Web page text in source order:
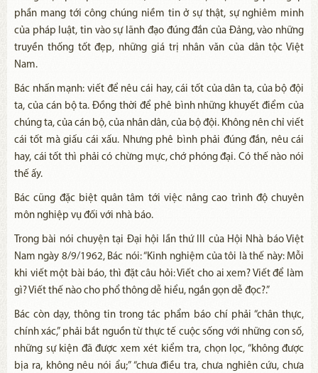
phần mang tới công chúng niềm tin ở sự thật, sự nghiêm minh
của pháp luật, tin vào sự lãnh đạo đúng đắn của Đảng, vào những
truyền thống tốt đẹp, những giá trị nhân văn của dân tộc Việt
Nam.
Bác nhấn mạnh: viết để nêu cái hay, cái tốt của dân ta, của bộ đội
ta, của cán bộ ta. Đồng thời để phê bình những khuyết điểm của
chúng ta, của cán bộ, của nhân dân, của bộ đội. Không nên chỉ viết
cái tốt mà giấu cái xấu. Nhưng phê bình phải đúng đắn, nêu cái
hay, cái tốt thì phải có chừng mực, chớ phóng đại. Có thế nào nói
thế ấy.
Bác cũng đặc biệt quân tâm tới việc nâng cao trình độ chuyên
môn nghiệp vụ đối với nhà báo.
Trong bài nói chuyện tại Đại hội lần thứ III của Hội Nhà báo Việt
Nam ngày 8/9/1962, Bác nói: “Kinh nghiệm của tôi là thế này: Mỗi
khi viết một bài báo, thì đặt câu hỏi: Viết cho ai xem? Viết để làm
gì? Viết thế nào cho phổ thông dễ hiểu, ngắn gọn dễ đọc?.”
Bác còn dạy, thông tin trong tác phẩm báo chí phải “chân thực,
chính xác,” phải bắt nguồn từ thực tế cuộc sống với những con số,
những sự kiện đã được xem xét kiểm tra, chọn lọc, “không được
bịa ra, không nêu nói ẩu;” “chưa điều tra, chưa nghiên cứu, chưa